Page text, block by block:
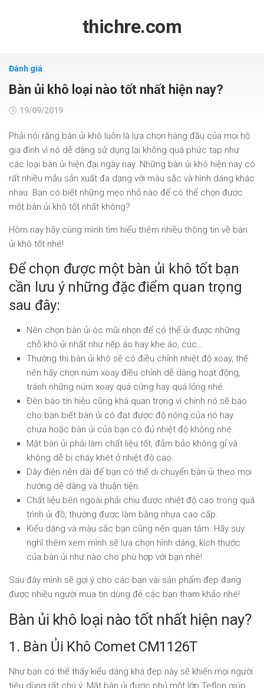
thichre.com
Đánh giá
Bàn ủi khô loại nào tốt nhất hiện nay?
19/09/2019
Phải nói rằng bàn ủi khô luôn là lựa chọn hàng đầu của mọi hộ
gia đình vì nó dễ dàng sử dụng lại không quá phức tạp như
các loại bàn ủi hiện đại ngày nay. Những bàn ủi khô hiện nay có
rất nhiều mẫu sản xuất đa dạng với màu sắc và hình dáng khác
nhau. Bạn có biết những mẹo nhỏ nào để có thể chọn được
một bàn ủi khô tốt nhất không?
Hôm nay hãy cùng mình tìm hiểu thêm nhiều thông tin về bàn
ủi khô tốt nhé!
Để chọn được một bàn ủi khô tốt bạn
cần lưu ý những đặc điểm quan trọng
sau đây:
Nên chọn bàn ủi óc mũi nhọn để có thể ủi được những
chỗ khó ủi nhất như nếp áo hay khe áo, cúc…
Thường thì bàn ủi khô sẽ có điều chỉnh nhiệt độ xoay, thế
nên hãy chọn núm xoay điều chỉnh dễ dàng hoạt động,
tránh những núm xoay quá cứng hay quá lỏng nhé.
Đèn báo tín hiệu cũng khá quan trọng vì chính nó sẽ báo
cho bạn biết bàn ủi có đạt được độ nóng của nó hay
chưa hoặc bàn ủi của bạn có đủ nhiệt độ không nhé.
Mặt bàn ủi phải làm chất liệu tốt, đảm bảo không gỉ và
không dễ bị cháy khét ở nhiệt độ cao.
Dây điện nên dài để bạn có thể di chuyển bàn ủi theo mọi
hướng dễ dàng và thuận tiện.
Chất liệu bên ngoài phải chịu được nhiệt độ cao trong quá
trình ủi đồ, thường được làm bằng nhựa cao cấp.
Kiểu dáng và màu sắc bạn cũng nên quan tâm. Hãy suy
nghĩ thêm xem mình sẽ lựa chọn hình dáng, kích thước
của bàn ủi như nào cho phù hợp với bạn nhé!
Sau đây mình sẽ gợi ý cho các bạn vài sản phẩm đẹp đang
được nhiều người mua tin dùng đẻ các bạn tham khảo nhé!
Bàn ủi khô loại nào tốt nhất hiện nay?
1. Bàn Ủi Khô Comet CM1126T
Như bạn có thể thấy kiểu dáng khá đẹp này sẽ khiến mọi người
tiêu dùng rất chú ý. Mặt bàn ủi được phủ một lớp Teflon giúp